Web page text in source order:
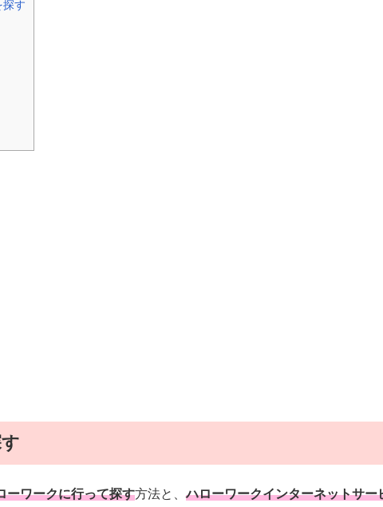
探す
ーワークに行って探す方法と、ハローワークインターネットサー